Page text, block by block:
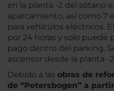
en la planta -2 del sótano
aparcamiento, así como 7
para vehículos eléctricos.
por 24 horas y solo puede
pago dentro del parking.
ascensor desde la planta -
Debido a las obras de
de “Petersbogen” a